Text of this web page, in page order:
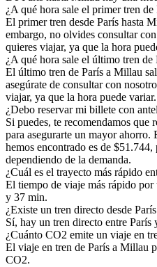
¿A qué hora sale el primer tren
El primer tren desde París hasta
embargo, no olvides consultar
quieres viajar, ya que la hora
¿A qué hora sale el último tren
El último tren de París a Millau
asegúrate de consultar con
viajar, ya que la hora puede variar.
¿Debo reservar mi billete con
Si puedes, te recomendamos que
para asegurarte un mayor ahorro.
hemos encontrado es de
dependiendo de la demanda.
¿Cuál es el trayecto más rápido
El tiempo de viaje más rápido
y 37 min.
¿Existe un tren directo desde
Sí, hay un tren directo entre París
¿Cuánto CO2 emite un viaje en
El viaje en tren de París a Millau
CO2.